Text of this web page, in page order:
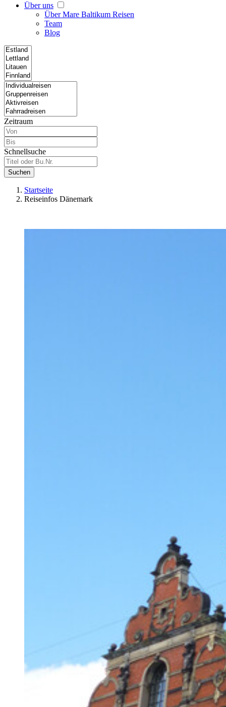
Über uns
Über Mare Baltikum Reisen
Team
Blog
Zeitraum
Schnellsuche
Suchen
Startseite
Reiseinfos Dänemark